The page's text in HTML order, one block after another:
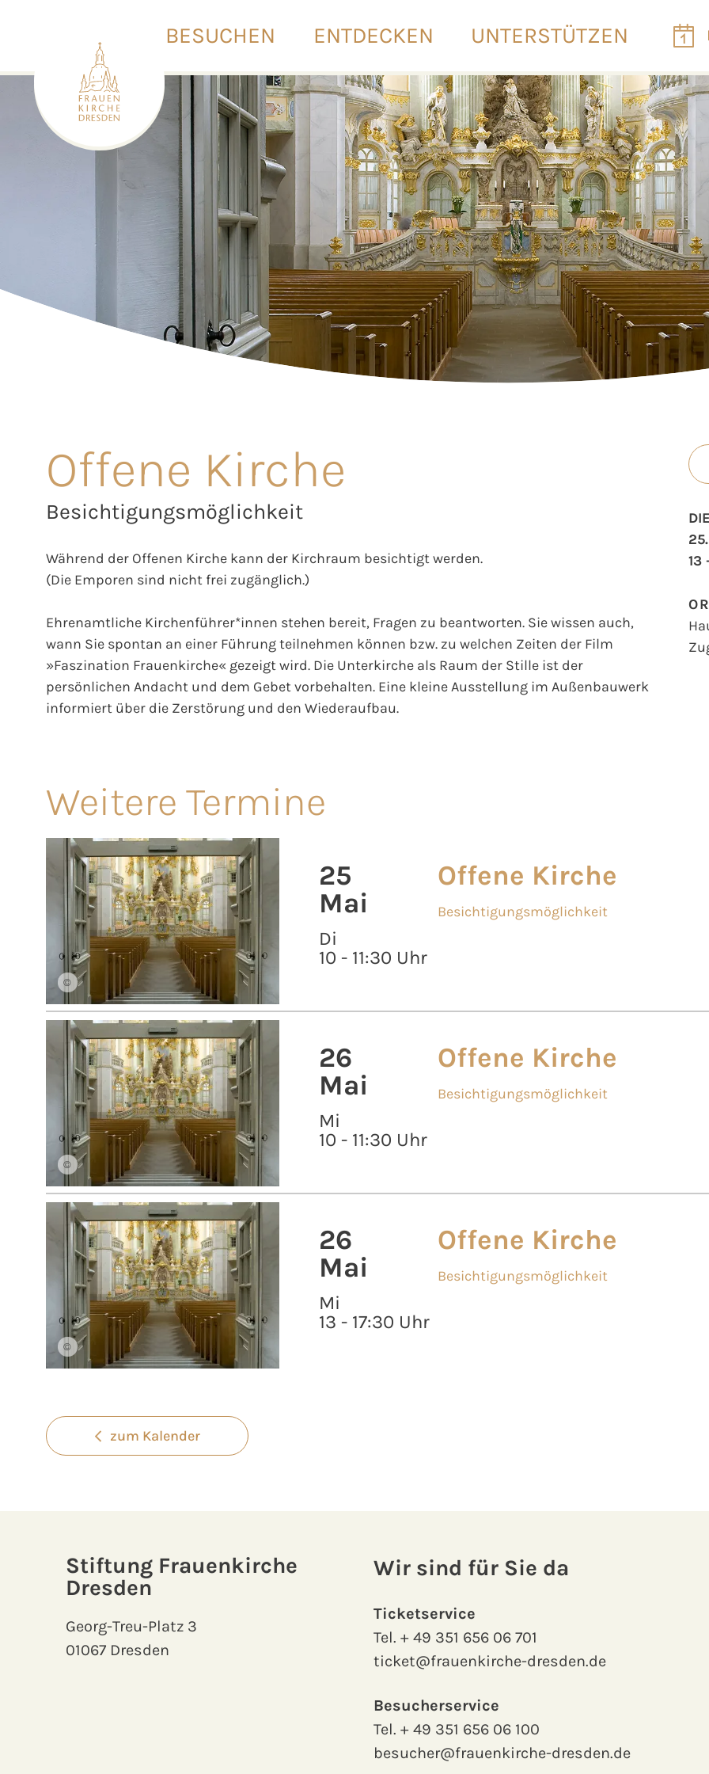
BESUCHEN ENTDECKEN UNTERSTÜTZEN
Offene Kirche
Besichtigungsmöglichkeit
Während der Offenen Kirche kann der Kirchraum besichtigt werden.
(Die Emporen sind nicht frei zugänglich.)
Ehrenamtliche Kirchenführer*innen stehen bereit, Fragen zu beantworten. Sie wissen auch,
wann Sie spontan an einer Führung teilnehmen können bzw. zu welchen Zeiten der Film
»Faszination Frauenkirche« gezeigt wird. Die Unterkirche als Raum der Stille ist der
persönlichen Andacht und dem Gebet vorbehalten. Eine kleine Ausstellung im Außenbauwerk
informiert über die Zerstörung und den Wiederaufbau.
13
Weitere Termine
©
25
Mai
Di
10 - 11:30 Uhr
Offene Kirche
Besichtigungsmöglichkeit
©
26
Mai
Mi
10 - 11:30 Uhr
Offene Kirche
Besichtigungsmöglichkeit
©
26
Mai
Mi
13 - 17:30 Uhr
Offene Kirche
Besichtigungsmöglichkeit
zum Kalender
Stiftung Frauenkirche
Dresden
Georg-Treu-Platz 3
01067 Dresden
Wir sind für Sie da
Ticketservice
Tel.+ 49 351 656 06 701
ticket@frauenkirche-dresden.de
Besucherservice
Tel.+ 49 351 656 06 100
besucher@frauenkirche-dresden.de